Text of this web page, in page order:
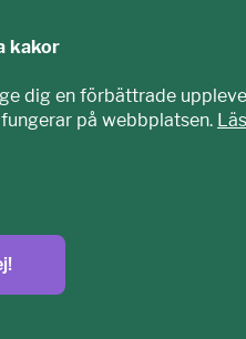
unga. Vi är en del av
exploatering av barn.
kakor
dig en förbättrade
på webbplatsen.